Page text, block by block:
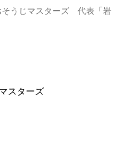
そうじマスターズ 代表「岩
スターズ